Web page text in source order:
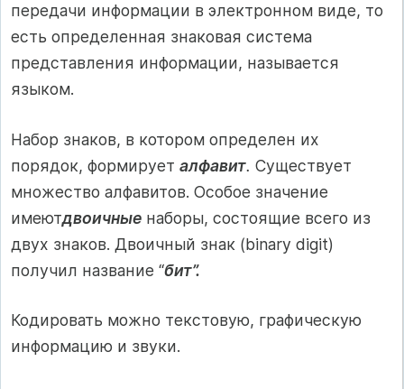
передачи информации в электронном виде, то
есть определенная знаковая система
представления информации, называется
языком.
Набор знаков, в котором определен их
порядок, формирует алфавит. Существует
множество алфавитов. Особое значение
имеютдвоичные наборы, состоящие всего из
двух знаков. Двоичный знак (binary digit)
получил название “бит”.
Кодировать можно текстовую, графическую
информацию и звуки.